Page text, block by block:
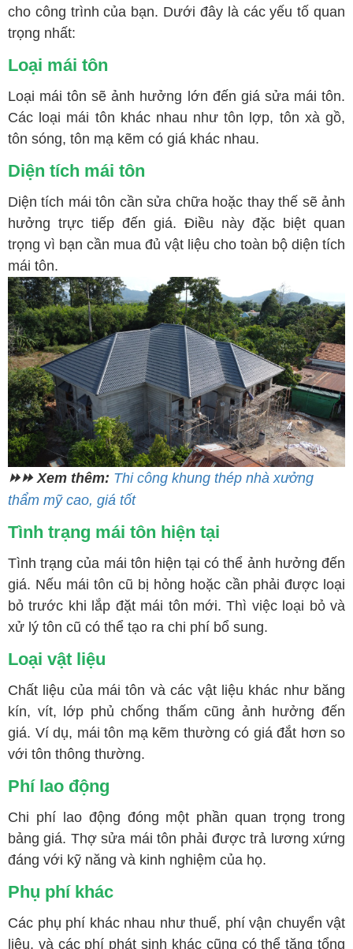
cho công trình của bạn. Dưới đây là các yếu tố quan
trọng nhất:
Loại mái tôn
Loại mái tôn sẽ ảnh hưởng lớn đến giá sửa mái tôn.
Các loại mái tôn khác nhau như tôn lợp, tôn xà gồ,
tôn sóng, tôn mạ kẽm có giá khác nhau.
Diện tích mái tôn
Diện tích mái tôn cần sửa chữa hoặc thay thế sẽ ảnh
hưởng trực tiếp đến giá. Điều này đặc biệt quan
trọng vì bạn cần mua đủ vật liệu cho toàn bộ diện tích
mái tôn.
⏩⏩ Xem thêm: Thi công khung thép nhà xưởng
thẩm mỹ cao, giá tốt
Tình trạng mái tôn hiện tại
Tình trạng của mái tôn hiện tại có thể ảnh hưởng đến
giá. Nếu mái tôn cũ bị hỏng hoặc cần phải được loại
bỏ trước khi lắp đặt mái tôn mới. Thì việc loại bỏ và
xử lý tôn cũ có thể tạo ra chi phí bổ sung.
Loại vật liệu
Chất liệu của mái tôn và các vật liệu khác như băng
kín, vít, lớp phủ chống thấm cũng ảnh hưởng đến
giá. Ví dụ, mái tôn mạ kẽm thường có giá đắt hơn so
với tôn thông thường.
Phí lao động
Chi phí lao động đóng một phần quan trọng trong
bảng giá. Thợ sửa mái tôn phải được trả lương xứng
đáng với kỹ năng và kinh nghiệm của họ.
Phụ phí khác
Các phụ phí khác nhau như thuế, phí vận chuyển vật
liệu, và các phí phát sinh khác cũng có thể tăng tổng